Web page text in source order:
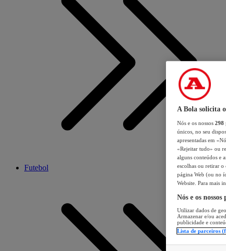
Futebol
A Bola solicita
Nós e os nossos 298
únicos, no seu
apresentadas em
«Rejeitar tudo» ou
alguns conteúdos e
escolhas ou retirar
página Web (ou no
Website. Para mais
Nós e os
Utilizar dados de
Armazenar e/ou
publicidade e
Lista de parceiros